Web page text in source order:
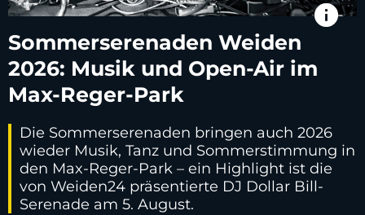
info
Sommerserenaden Weiden
2026: Musik und Open-Air im
Max-Reger-Park
Die Sommerserenaden bringen auch 2026
wieder Musik, Tanz und Sommerstimmung in
den Max-Reger-Park – ein Highlight ist die
von Weiden24 präsentierte DJ Dollar Bill-
Serenade am 5. August.